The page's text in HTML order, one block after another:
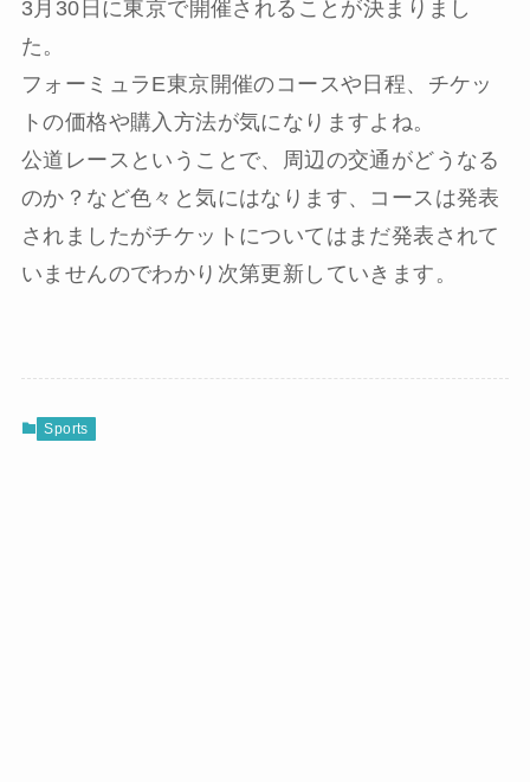
3月30日に東京で開催されることが決まりまし
た。
フォーミュラE東京開催のコースや日程、チケッ
トの価格や購入方法が気になりますよね。
公道レースということで、周辺の交通がどうなる
のか？など色々と気にはなります、コースは発表
されましたがチケットについてはまだ発表されて
いませんのでわかり次第更新していきます。
Sports